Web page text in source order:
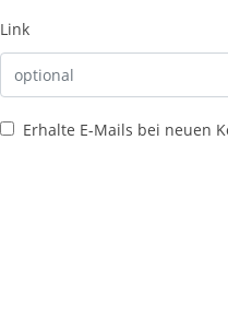
Link
Erhalte E-Mails bei neuen